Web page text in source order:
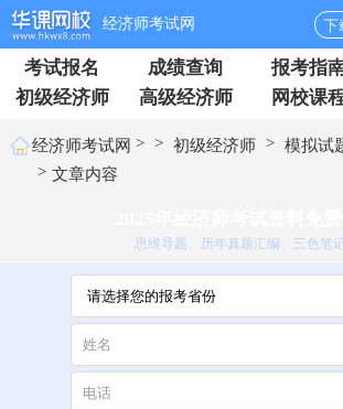
经济师考试网 下
考试报名 成绩查询 报考指
初级经济师
高级经济师 网校课
经济师考试网 > > 初级经济师 > 模拟试
> 文章内容
思维导题、历年真题汇编、三色笔